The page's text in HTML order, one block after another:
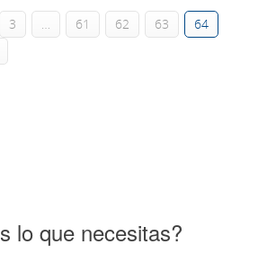
3 61 62 63
64
lo que necesitas?